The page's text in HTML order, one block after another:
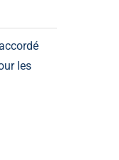
les